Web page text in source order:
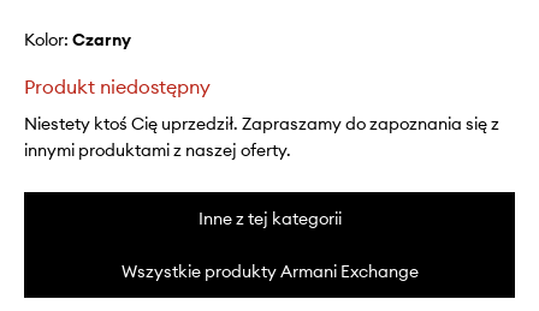
Kolor: czarny
Produkt niedostępny
Niestety ktoś Cię uprzedził. Zapraszamy do zapoznania się z
innymi produktami z naszej oferty.
Inne z tej kategorii
Wszystkie produkty Armani Exchange